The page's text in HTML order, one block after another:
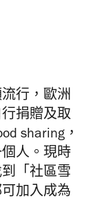
行，歐洲
捐贈及取
sharing，
人。現時
「社區雪
加入成為